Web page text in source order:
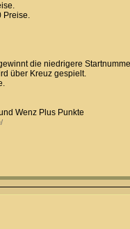
Preise.
die niedrigere
über Kreuz gespielt.
Wenz Plus Punkte